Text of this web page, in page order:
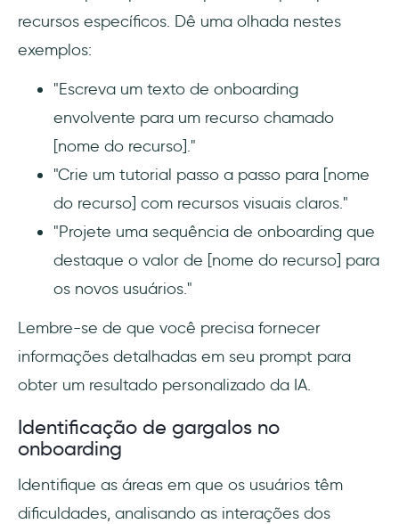
recursos específicos. Dê uma olhada nestes
exemplos:
"Escreva um texto de onboarding
envolvente para um recurso chamado
[nome do recurso]."
"Crie um tutorial passo a passo para [nome
do recurso] com recursos visuais claros."
"Projete uma sequência de onboarding que
destaque o valor de [nome do recurso] para
os novos usuários."
Lembre-se de que você precisa fornecer
informações detalhadas em seu prompt para
obter um resultado personalizado da IA.
Identificação de gargalos no
onboarding
Identifique as áreas em que os usuários têm
dificuldades, analisando as interações dos